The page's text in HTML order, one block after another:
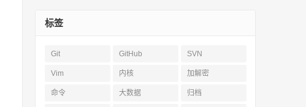
标签
Git GitHub SVN
Vim 内核 加解密
命令 大数据 归档